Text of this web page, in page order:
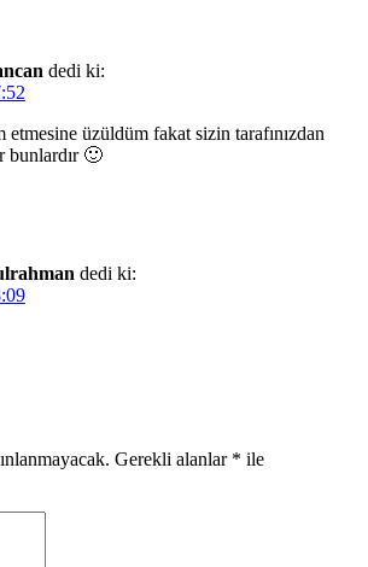
dedi ki:
etmesine üzüldüm fakat sizin tarafınızdan
bunlardır 🙂
dedi ki:
Gerekli alanlar * ile